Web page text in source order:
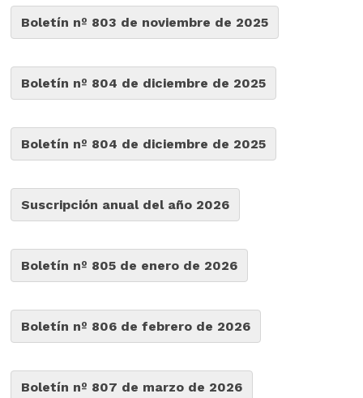
Boletín nº 803 de noviembre de 2025
Boletín nº 804 de diciembre de 2025
Boletín nº 804 de diciembre de 2025
Suscripción anual del año 2026
Boletín nº 805 de enero de 2026
Boletín nº 806 de febrero de 2026
Boletín nº 807 de marzo de 2026